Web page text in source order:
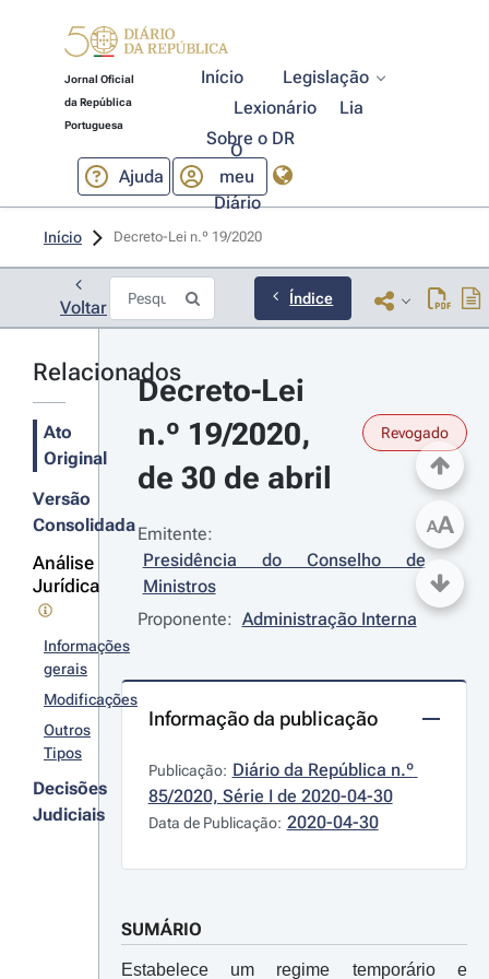
Jornal Oficial
da República
Portuguesa
Início
Legislação
Lexionário
Lia
Sobre o DR
Ajuda
O
meu
Diário
Início Decreto-Lei n.º 19/2020
Voltar Índice
Relacionados
Ato
Original
Versão
Consolidada
Análise
Jurídica
Informações
gerais
Modificações
Outros
Tipos
Decisões
Judiciais
Decreto-Lei
n.º 19/2020,
de 30 de abril
Revogado
Emitente:
Presidência do Conselho de
Ministros
Proponente: Administração Interna
Informação da publicação
Publicação: Diário da República n.º
85/2020, Série I de 2020-04-30
Data de Publicação: 2020-04-30
SUMÁRIO
Estabelece um regime temporário e
AA